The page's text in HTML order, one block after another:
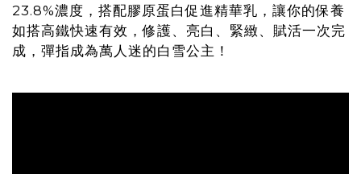
23.8%濃度，搭配膠原蛋白促進精華乳，讓你的保養
如搭高鐵快速有效，修護、亮白、緊緻、賦活一次完
成，彈指成為萬人迷的白雪公主！